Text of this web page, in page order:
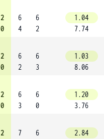
2
0
6
4
6
2
1.04
7.74
2
0
6
2
6
3
1.03
8.06
2
0
6
3
6
0
1.20
3.76
2
7
6
2.84